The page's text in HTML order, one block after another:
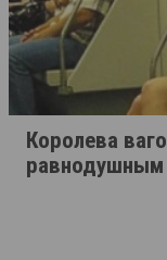
Королева
равнодушным